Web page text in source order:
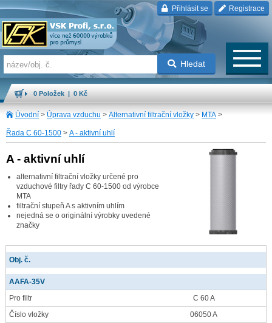
Přihlásit se Registrace
Hledat
0 Položek | 0 Kč
Úvodní > Úprava vzduchu > Alternativní filtrační vložky > MTA >
Řada C 60-1500 > A - aktivní uhlí
A - aktivní uhlí
alternativní filtrační vložky určené pro
vzduchové filtry řady C 60-1500 od výrobce
MTA
filtrační stupeň A s aktivním uhlím
nejedná se o originální výrobky uvedené
značky
Obj. č.
AAFA-35V
Pro filtr
C 60 A
Číslo vložky
06050 A